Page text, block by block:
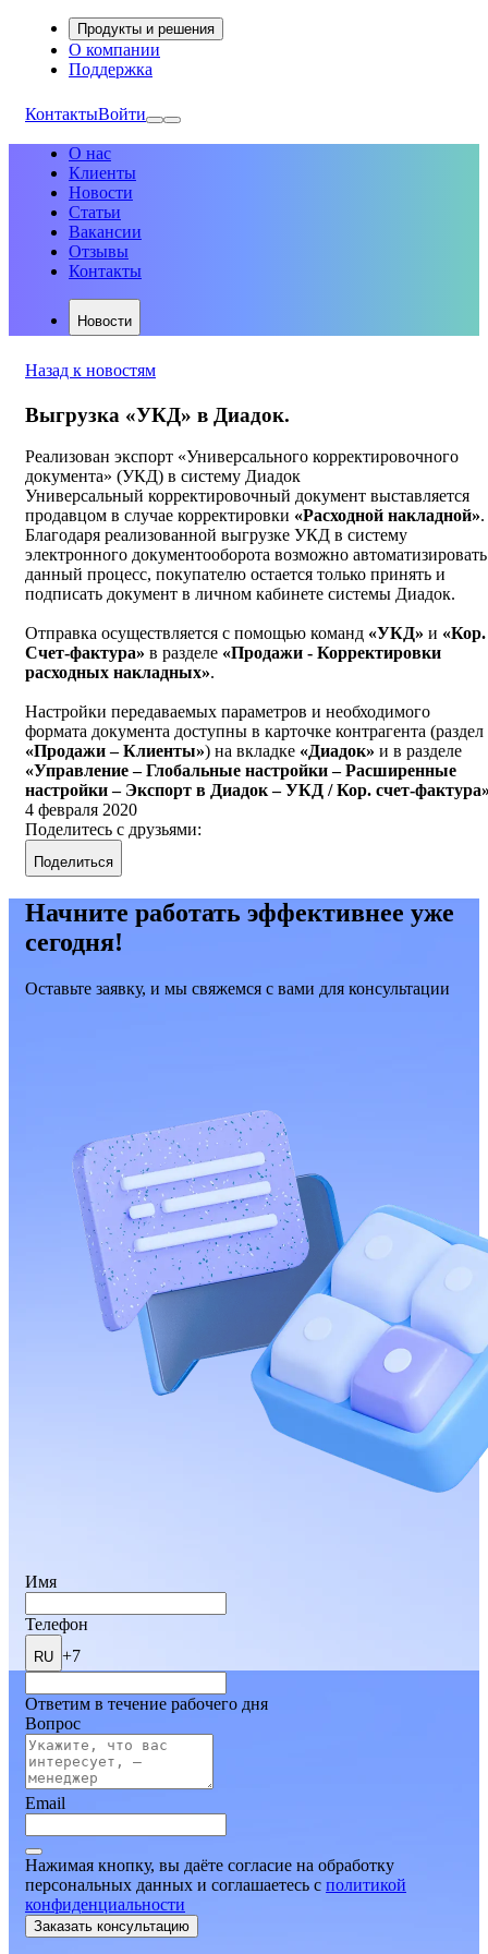
Продукты и решения
О компании
Поддержка
КонтактыВойти
О нас
Клиенты
Новости
Статьи
Вакансии
Отзывы
Контакты
Новости
Назад к новостям
Выгрузка «УКД» в Диадок.
Реализован экспорт «Универсального корректировочного
документа» (УКД) в систему Диадок
Универсальный корректировочный документ выставляется
продавцом в случае корректировки «Расходной накладной».
Благодаря реализованной выгрузке УКД в систему
электронного документооборота возможно автоматизировать
данный процесс, покупателю остается только принять и
подписать документ в личном кабинете системы Диадок.
Отправка осуществляется с помощью команд «УКД» и «Кор.
Счет-фактура» в разделе «Продажи - Корректировки
расходных накладных».
Настройки передаваемых параметров и необходимого
формата документа доступны в карточке контрагента (раздел
«Продажи – Клиенты») на вкладке «Диадок» и в разделе
«Управление – Глобальные настройки – Расширенные
настройки – Экспорт в Диадок – УКД / Кор. счет-
4 февраля 2020
Поделитесь с друзьями:
Поделиться
Начните работать эффективнее уже
сегодня!
Оставьте заявку, и мы свяжемся с вами для консультации
Имя
Телефон
RU +7
Ответим в течение рабочего дня
Вопрос
Email
Нажимая кнопку, вы даёте согласие на обработку
персональных данных и соглашаетесь c политикой
конфиденциальности
Заказать консультацию